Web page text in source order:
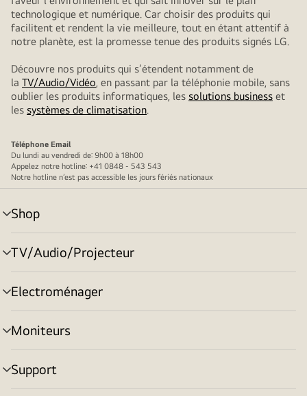
technologique et numérique. Car choisir des produits qui
facilitent et rendent la vie meilleure, tout en étant attentif à
notre planète, est la promesse tenue des produits signés LG.
Découvre nos produits qui s’étendent notamment de
la TV/Audio/Vidéo, en passant par la téléphonie mobile, sans
oublier les produits informatiques, les solutions business et
les systèmes de climatisation.
Téléphone Email
Du lundi au vendredi de: 9h00 à 18h00
Appelez notre hotline: +41 0848 - 543 543
Notre hotline n’est pas accessible les jours fériés nationaux
Shop
menu
déroulant
TV/Audio/Projecteur
menu
déroulant
Electroménager
menu
déroulant
Moniteurs
menu
déroulant
Support
menu
déroulant